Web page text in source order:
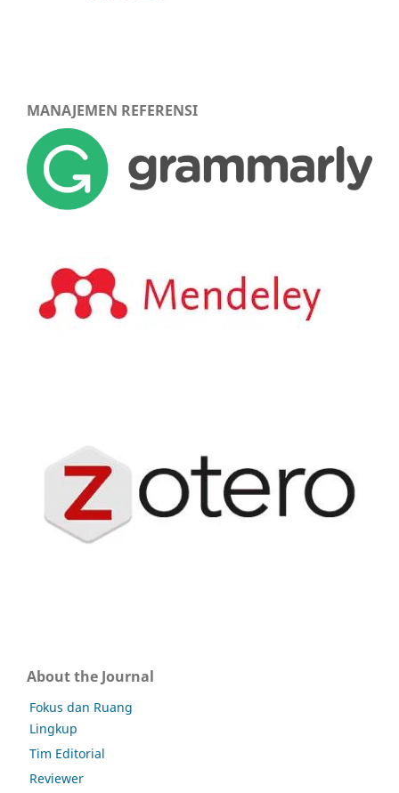
MANAJEMEN REFERENSI
About the Journal
Fokus dan Ruang
Lingkup
Tim Editorial
Reviewer